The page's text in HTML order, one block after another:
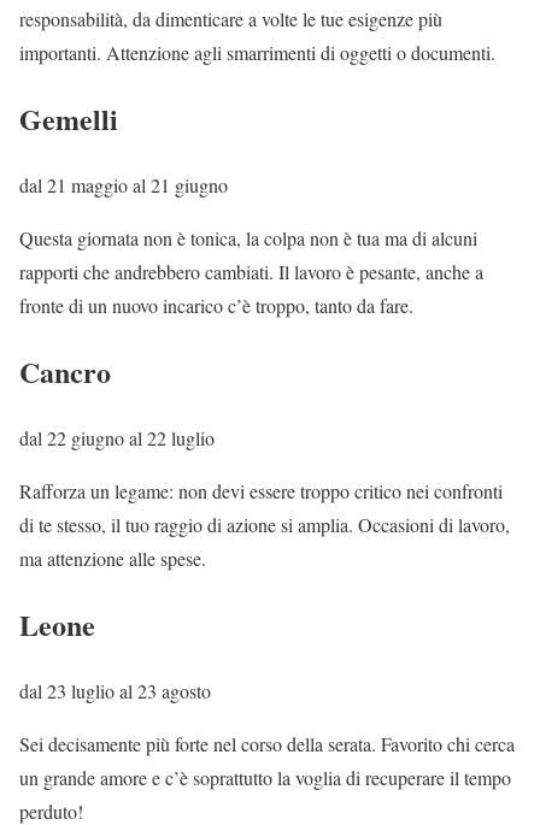
responsabilità, da dimenticare a volte le tue esigenze più
importanti. Attenzione agli smarrimenti di oggetti o documenti.
Gemelli
dal 21 maggio al 21 giugno
Questa giornata non è tonica, la colpa non è tua ma di alcuni
rapporti che andrebbero cambiati. Il lavoro è pesante, anche a
fronte di un nuovo incarico c’è troppo, tanto da fare.
Cancro
dal 22 giugno al 22 luglio
Rafforza un legame: non devi essere troppo critico nei confronti
di te stesso, il tuo raggio di azione si amplia. Occasioni di lavoro,
ma attenzione alle spese.
Leone
dal 23 luglio al 23 agosto
Sei decisamente più forte nel corso della serata. Favorito chi cerca
un grande amore e c’è soprattutto la voglia di recuperare il tempo
perduto!